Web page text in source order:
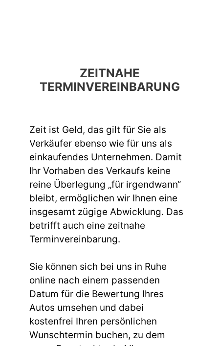
ZEITNAHE
TERMINVEREINBARUNG
Zeit ist Geld, das gilt für Sie als
Verkäufer ebenso wie für uns als
einkaufendes Unternehmen. Damit
Ihr Vorhaben des Verkaufs keine
reine Überlegung „für irgendwann“
bleibt, ermöglichen wir Ihnen eine
insgesamt zügige Abwicklung. Das
betrifft auch eine zeitnahe
Terminvereinbarung.
Sie können sich bei uns in Ruhe
online nach einem passenden
Datum für die Bewertung Ihres
Autos umsehen und dabei
kostenfrei Ihren persönlichen
Wunschtermin buchen, zu dem